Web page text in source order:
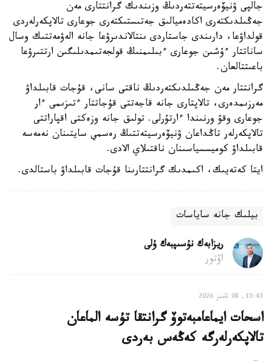
جالپى ۋنيۆەرسيتەتتەردىڭ وزىندىك گرانتتارى مەن
جەڭىلدىكتەرى اكادەميالىق جەتىستىكتەرى جوعارى تالاپكەرلەردى
قولداۋعا، دارىندى جاستاردى ىنتالاندىرۋعا جانە الەۋمەتتىك وسال
ساناتتار ءۇشىن جوعارى ءبىلىمنىڭ قولجەتىمدىلىگىن ارتتىرۋعا
باعىتتالعان.
گرانتتار مەن جەڭىلدىكتەردىڭ ناقتى سانى، قۇجات قابىلداۋ
مەرزىمدەرى، تالاپتارى جانە قاجەتتى قۇجاتتار ءتىزىمى ءار
جوعارى وقۋ ورنىندا ءارتۇرلى. تولىق جانە وزەكتى اقپاراتتى
تالاپكەرلەر تاڭداعان ۋنيۆەرسيتەتتىڭ رەسمي سايتىنان نەمەسە
قابىلداۋ كوميسسياسىنان ناقتىلاي الادى.
ايتا كەتەيىك، اكىمدىك گرانتتارىنا قۇجات قابىلداۋ باستالدى.
بيلىك جانە ساياسات
ريزابەك نۇسىپبەك ۇلى
اۆتور
15:43, 08 تامىز 2026
اسحات ايماعامبەتوۆ گرانتقا تۇسە الماعان
تالاپكەرلەرگە كەڭەس بەردى